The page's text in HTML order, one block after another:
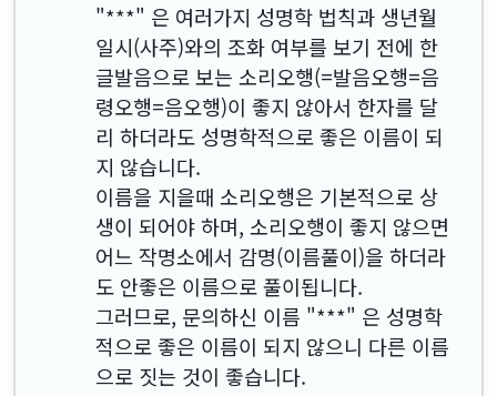
"***" 은 여러가지 성명학 법칙과 생년월
일시(사주)와의 조화 여부를 보기 전에 한
글발음으로 보는 소리오행(=발음오행=음
령오행=음오행)이 좋지 않아서 한자를 달
리 하더라도 성명학적으로 좋은 이름이 되
지 않습니다.
이름을 지을때 소리오행은 기본적으로 상
생이 되어야 하며, 소리오행이 좋지 않으면
어느 작명소에서 감명(이름풀이)을 하더라
도 안좋은 이름으로 풀이됩니다.
그러므로, 문의하신 이름 "***" 은 성명학
적으로 좋은 이름이 되지 않으니 다른 이름
으로 짓는 것이 좋습니다.